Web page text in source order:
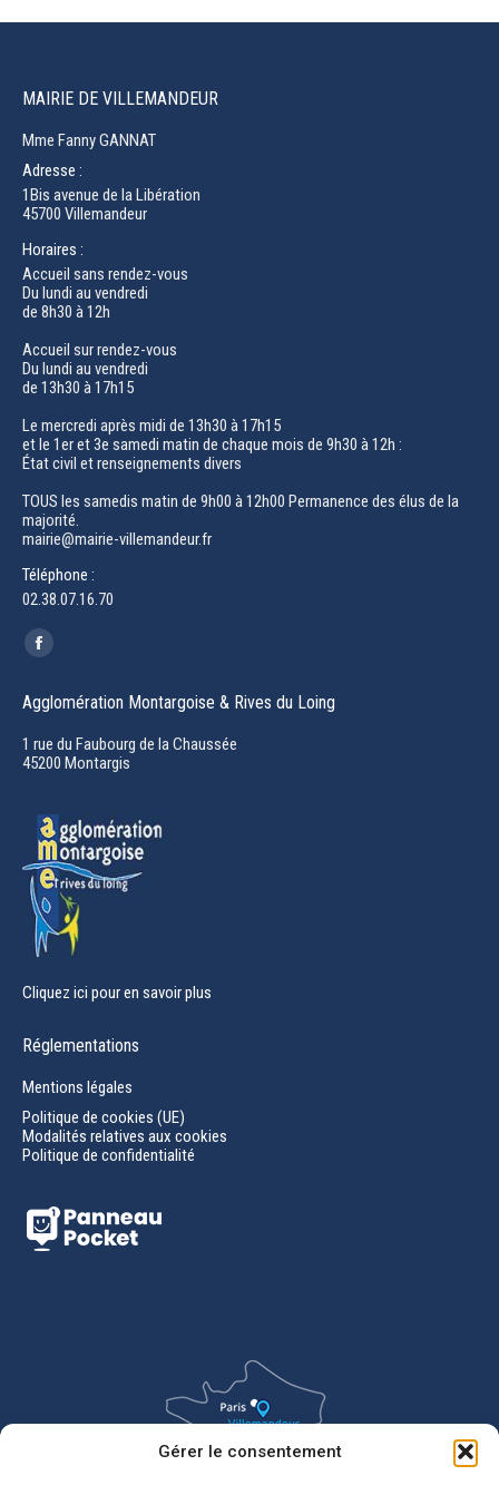
Gérer le consentement
MAIRIE DE VILLEMANDEUR
Mme Fanny GANNAT
Adresse :
1Bis avenue de la Libération
45700 Villemandeur
Horaires :
Accueil sans rendez-vous
Du lundi au vendredi
de 8h30 à 12h
Accueil sur rendez-vous
Du lundi au vendredi
de 13h30 à 17h15
Le mercredi après midi de 13h30 à 17h15
et le 1er et 3e samedi matin de chaque mois de 9h30 à 12h :
État civil et renseignements divers
TOUS les samedis matin de 9h00 à 12h00 Permanence des élus de la
majorité.
mairie@mairie-villemandeur.fr
Téléphone :
02.38.07.16.70
Trouvez nous sur :
Facebook
opens
in
new
Agglomération Montargoise & Rives du Loing
1 rue du Faubourg de la Chaussée
45200 Montargis
Cliquez ici pour en savoir plus
Réglementations
Mentions légales
Politique de cookies (UE)
Modalités relatives aux cookies
Politique de confidentialité